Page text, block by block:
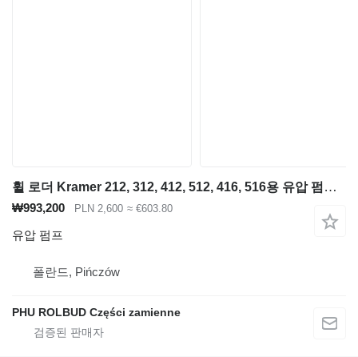
휠 로더 Kramer 212, 312, 412, 512, 416, 516용 유압 펌프 Bosch Rexroth
₩993,200 PLN 2,600 ≈ €603.80
유압 펌프
폴란드, Pińczów
PHU ROLBUD Części zamienne